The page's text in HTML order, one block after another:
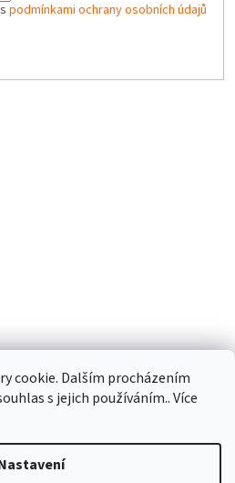
cookie. Dalším procházením
s jejich používáním.. Více
podmínkami ochrany osobních údajů